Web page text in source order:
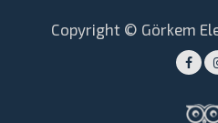
Copyright © Görkem